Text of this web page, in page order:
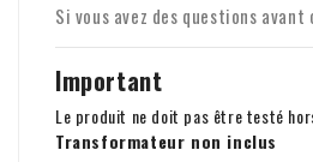
Si vous avez des questions
Important
Le produit ne doit pas être testé
Transformateur non inclus